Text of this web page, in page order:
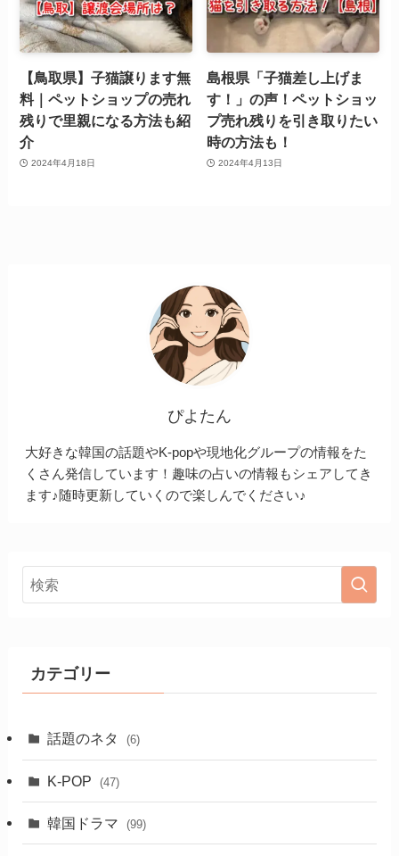
【鳥取県】子猫譲ります無
料｜ペットショップの売れ
残りで里親になる方法も紹
介
2024年4月18日
島根県「子猫差し上げま
す！」の声！ペットショッ
プ売れ残りを引き取りたい
時の方法も！
2024年4月13日
ぴよたん
大好きな韓国の話題やK-popや現地化グループの情報をた
くさん発信しています！趣味の占いの情報もシェアしてき
ます♪随時更新していくので楽しんでください♪
カテゴリー
話題のネタ (6)
K-POP (47)
韓国ドラマ (99)